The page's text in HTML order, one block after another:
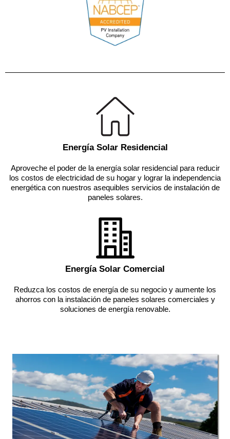
Energía Solar Residencial
Aproveche el poder de la energía solar residencial para reducir
los costos de electricidad de su hogar y lograr la independencia
energética con nuestros asequibles servicios de instalación de
paneles solares.
Energía Solar Comercial
Reduzca los costos de energía de su negocio y aumente los
ahorros con la instalación de paneles solares comerciales y
soluciones de energía renovable.